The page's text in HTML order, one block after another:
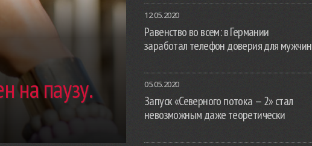
на паузу.
12.05.2020
Равенство во всем: в Германии
заработал телефон доверия для мужчин
05.05.2020
Запуск «Северного потока — 2» стал
невозможным даже теоретически